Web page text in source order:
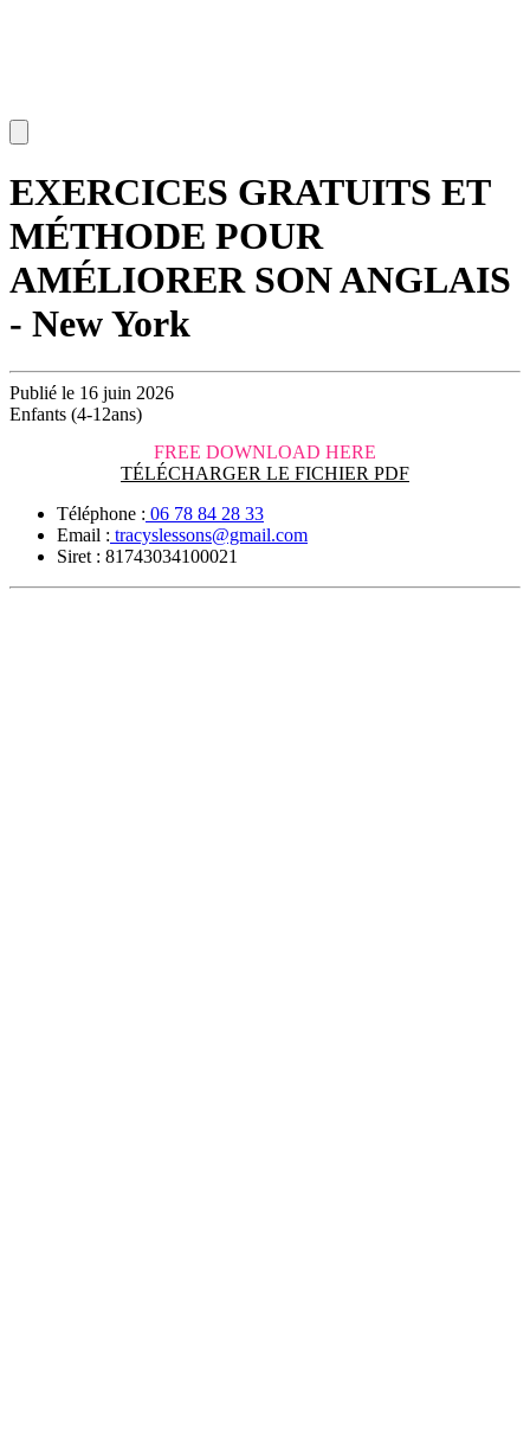
EXERCICES GRATUITS ET
MÉTHODE POUR
AMÉLIORER SON ANGLAIS
- New York
Publié le 16 juin 2026
Enfants (4-12ans)
FREE DOWNLOAD HERE
TÉLÉCHARGER LE FICHIER PDF
Téléphone : 06 78 84 28 33
Email : tracyslessons@gmail.com
Siret : 81743034100021